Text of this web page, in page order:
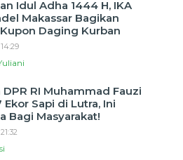
Idul Adha 1444 H, IKA
Makassar Bagikan
Daging Kurban
RI Muhammad Fauzi
Ekor Sapi di Lutra, Ini
Bagi Masyarakat!